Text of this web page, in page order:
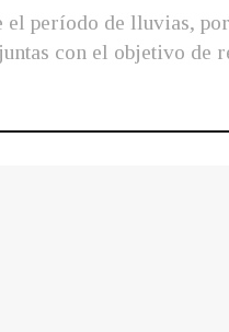
período de lluvias,
con el objetivo de